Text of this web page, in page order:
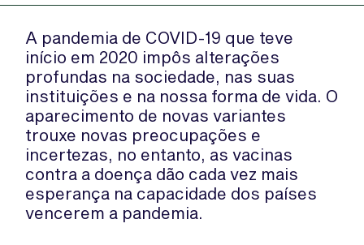
A pandemia de COVID-19 que teve
início em 2020 impôs alterações
profundas na sociedade, nas suas
instituições e na nossa forma de vida. O
aparecimento de novas variantes
trouxe novas preocupações e
incertezas, no entanto, as vacinas
contra a doença dão cada vez mais
esperança na capacidade dos países
vencerem a pandemia.